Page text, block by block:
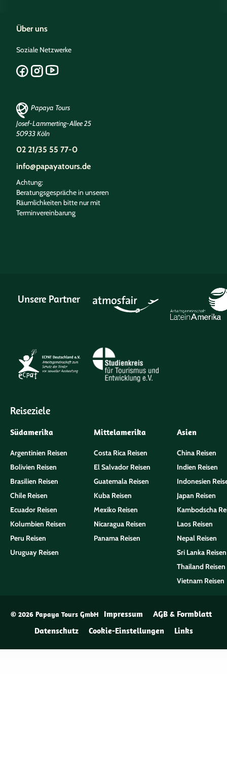
Über uns
Soziale Netzwerke
Papaya Tours
Josef-Lammerting-Allee 25
50933 Köln
02 21/35 55 77-0
info@papayatours.de
Achtung:
Beratungsgespräche in unseren
Räumlichkeiten bitte nur mit
Terminvereinbarung
Unsere Partner
Reiseziele
Südamerika
Argentinien Reisen
Bolivien Reisen
Brasilien Reisen
Chile Reisen
Ecuador Reisen
Kolumbien Reisen
Peru Reisen
Uruguay Reisen
Mittelamerika
Costa Rica Reisen
El Salvador Reisen
Guatemala Reisen
Kuba Reisen
Mexiko Reisen
Nicaragua Reisen
Panama Reisen
Asien
China Reisen
Indien Reisen
Indonesien
Japan Reisen
Kambodscha
Laos Reisen
Nepal Reisen
Sri Lanka Reisen
Thailand Reisen
Vietnam Reisen
© 2026 Papaya Tours GmbH Impressum
AGB & Formblatt
Datenschutz
Cookie-Einstellungen Links